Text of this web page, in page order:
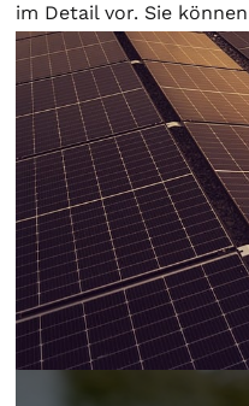
im Detail vor. Sie